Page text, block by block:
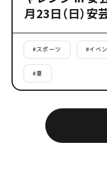
月23日（日）安
#スポーツ #イベ
#夏